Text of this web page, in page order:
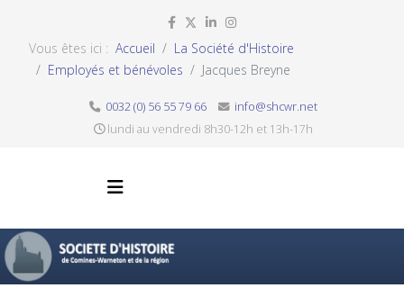
Vous êtes ici : Accueil
La Société d'Histoire
Employés et bénévoles
Jacques Breyne
0032 (0) 56 55 79 66
info@shcwr.net
lundi au vendredi 8h30-12h et 13h-17h